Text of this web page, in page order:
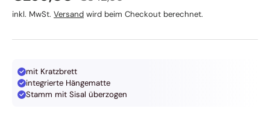
inkl. MwSt. Versand wird beim Checkout berechnet.
mit Kratzbrett
integrierte Hängematte
Stamm mit Sisal überzogen